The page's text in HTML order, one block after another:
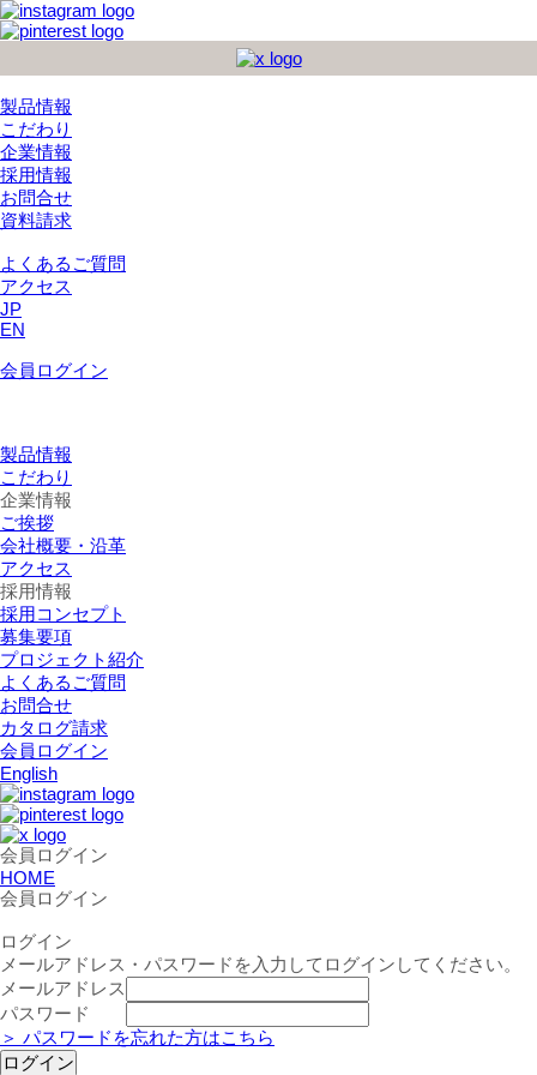
製品情報
こだわり
企業情報
採用情報
お問合せ
資料請求
よくあるご質問
アクセス
JP
EN
会員ログイン
製品情報
こだわり
企業情報
ご挨拶
会社概要・沿革
アクセス
採用情報
採用コンセプト
募集要項
プロジェクト紹介
よくあるご質問
お問合せ
カタログ請求
会員ログイン
English
会員ログイン
HOME
会員ログイン
ログイン
メールアドレス・パスワードを入力してログインしてください。
メールアドレス
パスワード
＞ パスワードを忘れた方はこちら